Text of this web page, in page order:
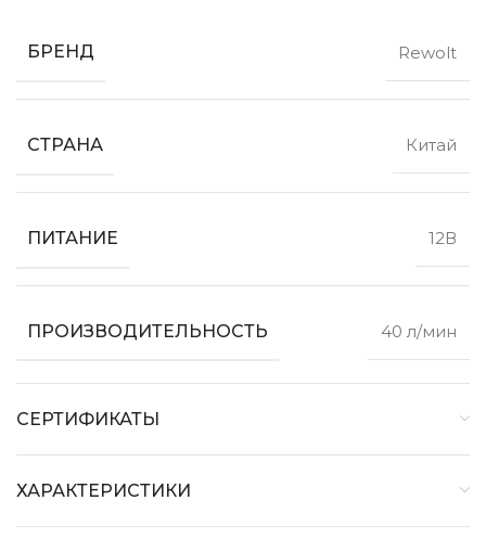
БРЕНД Rewolt
СТРАНА Китай
ПИТАНИЕ 12В
ПРОИЗВОДИТЕЛЬНОСТЬ 40 л/мин
СЕРТИФИКАТЫ
ХАРАКТЕРИСТИКИ